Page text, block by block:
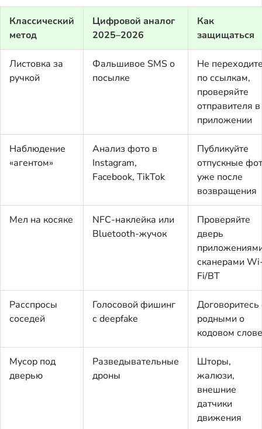
Классический
метод
Цифровой аналог
2025–2026
Как
защищаться
Листовка за
ручкой
Фальшивое SMS о
посылке
Не
по ссылкам,
проверяйте
отправителя в
приложении
Наблюдение
«агентом»
Анализ фото в
Instagram,
Facebook, TikTok
Публикуйте
отпускные
уже после
возвращения
Мел на косяке
NFC-наклейка или
Bluetooth-жучок
Проверяйте
дверь
сканерами
Fi/BT
Расспросы
соседей
Голосовой фишинг
с deepfake
Договоритесь
родными о
кодовом слове
Мусор под
дверью
Разведывательные
дроны
Шторы,
жалюзи,
внешние
датчики
движения